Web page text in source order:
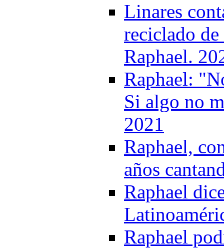
Linares
reciclado
Raphael.
Raphael:
Si algo no
2021
Raphael,
años
Raphael
Raphael